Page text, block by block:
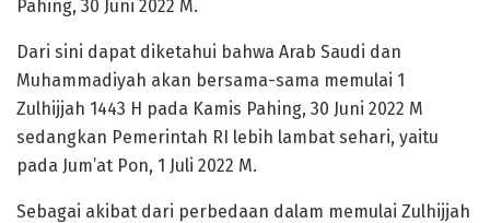
Pahing, 30 Juni 2022 M.
Dari sini dapat diketahui bahwa Arab Saudi dan
Muhammadiyah akan bersama-sama memulai 1
Zulhijjah 1443 H pada Kamis Pahing, 30 Juni 2022 M
sedangkan Pemerintah RI lebih lambat sehari, yaitu
pada Jum’at Pon, 1 Juli 2022 M.
Sebagai akibat dari perbedaan dalam memulai Zulhijjah